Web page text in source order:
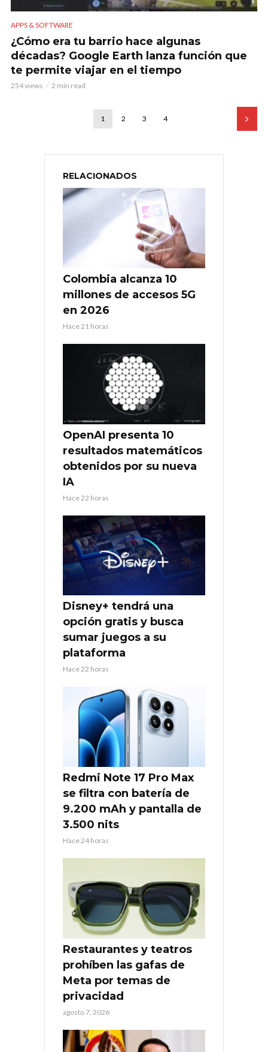
APPS & SOFTWARE
¿Cómo era tu barrio hace algunas
décadas? Google Earth lanza función que
te permite viajar en el tiempo
254 views 2 min read
1 2 3 4
RELACIONADOS
Colombia alcanza 10
millones de accesos 5G
en 2026
Hace 21 horas
OpenAI presenta 10
resultados matemáticos
obtenidos por su nueva
IA
Hace 22 horas
Disney+ tendrá una
opción gratis y busca
sumar juegos a su
plataforma
Hace 22 horas
Redmi Note 17 Pro Max
se filtra con batería de
9.200 mAh y pantalla de
3.500 nits
Hace 24 horas
Restaurantes y teatros
prohíben las gafas de
Meta por temas de
privacidad
agosto 7, 2026